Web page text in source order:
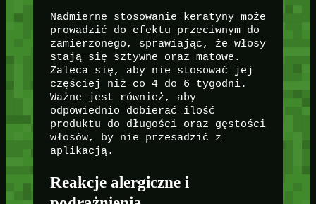
Nadmierne stosowanie keratyny może
prowadzić do efektu przeciwnym do
zamierzonego, sprawiając, że włosy
stają się sztywne oraz matowe.
Zaleca się, aby nie stosować jej
częściej niż co 4 do 6 tygodni.
Ważne jest również, aby
odpowiednio dobierać ilość
produktu do długości oraz gęstości
włosów, by nie przesadzić z
aplikacją.
Reakcje alergiczne i